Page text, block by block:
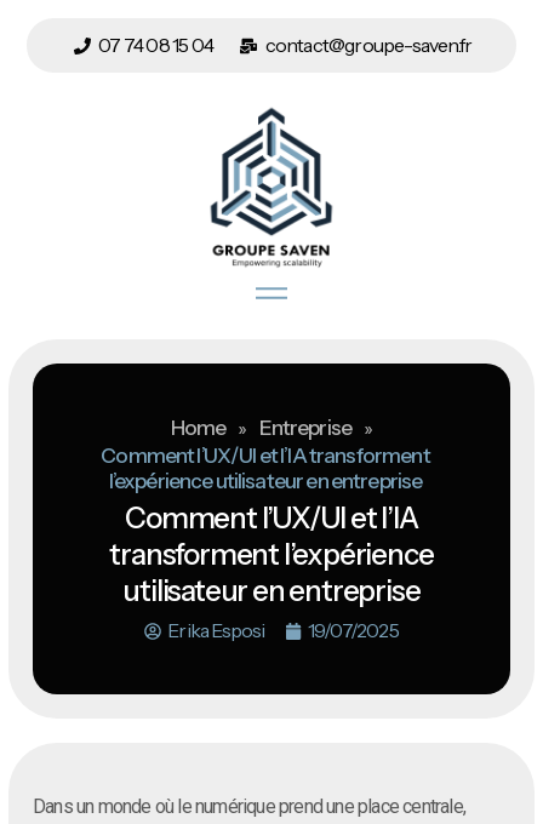
07 74 08 15 04 contact@groupe-saven.fr
Home » Entreprise »
Comment l’UX/UI et l’IA transforment
l’expérience utilisateur en entreprise
Comment l’UX/UI et l’IA
transforment l’expérience
utilisateur en entreprise
Erika Esposi 19/07/2025
Dans un monde où le numérique prend une place centrale,